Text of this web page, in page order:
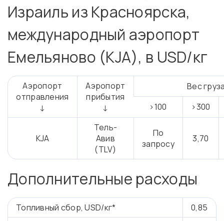
Израиль из Красноярска,
международный аэропорт
Емельяново (KJA), в USD/кг
Аэропорт
отправления
↓
Аэропорт
прибытия
↓
Вес
>100
>300
KJA
Тель-
Авив
(TLV)
По
запросу
3,70
Дополнительные расходы
Топливный сбор, USD/кг*
0,85